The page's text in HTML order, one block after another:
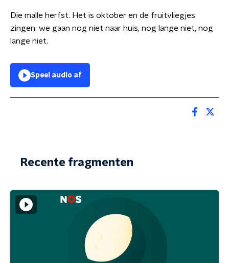
Die malle herfst. Het is oktober en de fruitvliegjes
zingen: we gaan nog niet naar huis, nog lange niet, nog
lange niet.
Speel audio af
Recente fragmenten